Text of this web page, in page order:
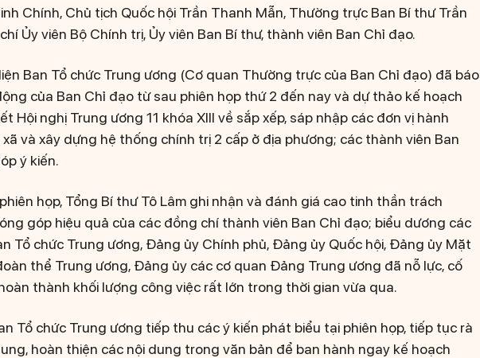
Chính, Chủ tịch Quốc hội Trần Thanh Mẫn, Thường trực Ban Bí thư Trần
Ủy viên Bộ Chính trị, Ủy viên Ban Bí thư, thành viên Ban Chỉ đạo.
Ban Tổ chức Trung ương (Cơ quan Thường trực của Ban Chỉ đạo) đã báo
của Ban Chỉ đạo từ sau phiên họp thứ 2 đến nay và dự thảo kế hoạch
Hội nghị Trung ương 11 khóa XIII về sắp xếp, sáp nhập các đơn vị hành
và xây dựng hệ thống chính trị 2 cấp ở địa phương; các thành viên Ban
ý kiến.
họp, Tổng Bí thư Tô Lâm ghi nhận và đánh giá cao tinh thần trách
góp hiệu quả của các đồng chí thành viên Ban Chỉ đạo; biểu dương các
Tổ chức Trung ương, Đảng ủy Chính phủ, Đảng ủy Quốc hội, Đảng ủy Mặt
thể Trung ương, Đảng ủy các cơ quan Đảng Trung ương đã nỗ lực, cố
thành khối lượng công việc rất lớn trong thời gian vừa qua.
Tổ chức Trung ương tiếp thu các ý kiến phát biểu tại phiên họp, tiếp tục rà
hoàn thiện các nội dung trong văn bản để ban hành ngay kế hoạch